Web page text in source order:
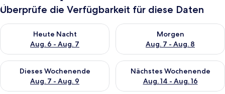
Überprüfe die Verfügbarkeit für diese Daten
Heute Nacht
Aug. 6 - Aug. 7
Überprüfe die Verfügbarkeit für heute Nacht, Aug. 6 - Aug. 7.
Morgen
Aug. 7 - Aug. 8
Überprüfe die Verfügbarkeit
Dieses Wochenende
Aug. 7 - Aug. 9
Überprüfe die Verfügbarkeit für dieses Wochenende, Aug. 7
Nächstes Wochenende
Aug. 14 - Aug. 16
Überprüfe die Verfügbarkeit